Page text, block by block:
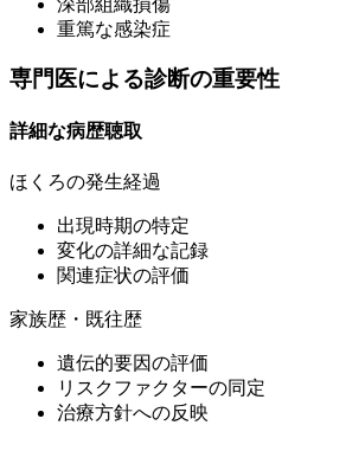
重篤な感染症
専門医による診断の重要性
詳細な病歴聴取
ほくろの発生経過
出現時期の特定
変化の詳細な記録
関連症状の評価
家族歴・既往歴
遺伝的要因の評価
リスクファクターの同定
治療方針への反映